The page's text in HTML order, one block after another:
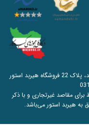
آدرس: اصفهان، سپاهان شهر، بلوار غدیر، پاساژ مروارید، پلاک 22 فروشگاه هیربد استور
برای مقاصد غیرتجاری و با ذکر
به هیربد استور می‌باشد.​​​​​​​